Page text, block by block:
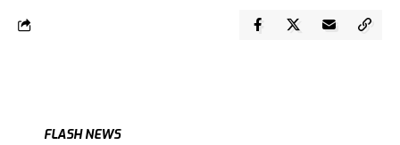
FLASH NEWS